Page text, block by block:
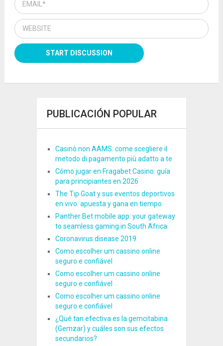
PUBLICACIÓN POPULAR
Casinò non AAMS: come scegliere il
metodo di pagamento più adatto a te
Cómo jugar en Fragabet Casino: guía
para principiantes en 2026
The Tip Goat y sus eventos deportivos
en vivo: apuesta y gana en tiempo
Panther Bet mobile app: your gateway
to seamless gaming in South Africa
Coronavirus disease 2019
Como escolher um cassino online
seguro e confiável
Como escolher um cassino online
seguro e confiável
Como escolher um cassino online
seguro e confiável
¿Qué tan efectiva es la gemcitabina
(Gemzar) y cuáles son sus efectos
secundarios?